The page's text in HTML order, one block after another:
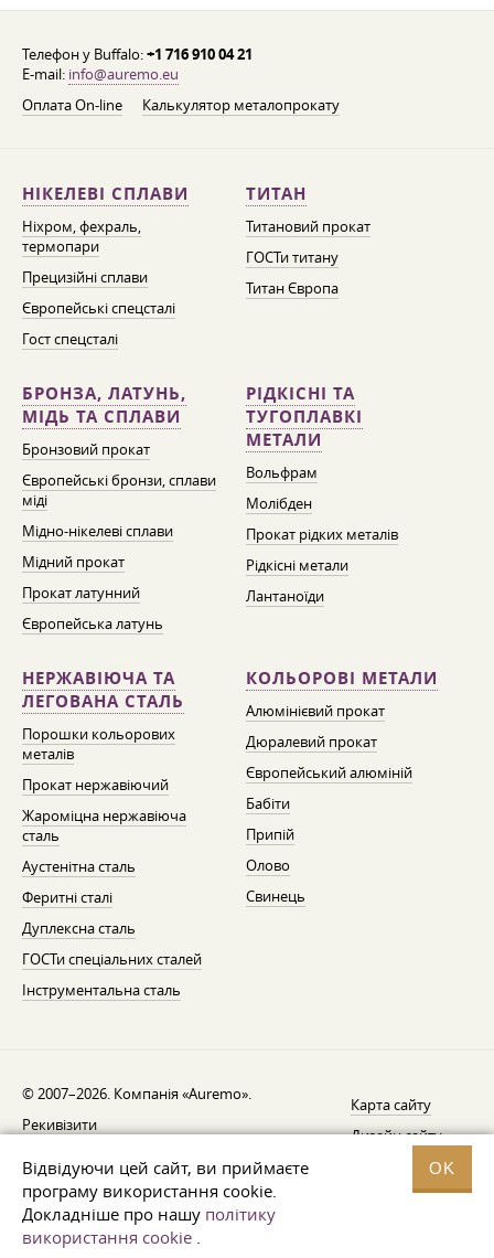
Відвідуючи цей сайт, ви приймаєте
програму використання cookie.
Докладніше про нашу політику
використання cookie .
OK
Телефон у Buffalo:+1 716 910 04 21
E-mail: info@auremo.eu
Оплата On-line
Калькулятор металопрокату
НІКЕЛЕВІ СПЛАВИ
Ніхром, фехраль,
термопари
Прецизійні сплави
Європейські спецсталі
Гост спецсталі
ТИТАН
Титановий прокат
ГОСТи титану
Титан Європа
БРОНЗА, ЛАТУНЬ,
МІДЬ ТА СПЛАВИ
Бронзовий прокат
Європейські бронзи, сплави
міді
Мідно-нікелеві сплави
Мідний прокат
Прокат латунний
Європейська латунь
РІДКІСНІ ТА
ТУГОПЛАВКІ
МЕТАЛИ
Вольфрам
Молібден
Прокат рідких металів
Рідкісні метали
Лантаноїди
НЕРЖАВІЮЧА ТА
ЛЕГОВАНА СТАЛЬ
Порошки кольорових
металів
Прокат нержавіючий
Жароміцна нержавіюча
сталь
Аустенітна сталь
Феритні сталі
Дуплексна сталь
ГОСТи спеціальних сталей
Інструментальна сталь
КОЛЬОРОВІ МЕТАЛИ
Алюмінієвий прокат
Дюралевий прокат
Європейський алюміній
Бабіти
Припій
Олово
Свинець
© 2007–2026. Компанія «Auremo».
Рекивізити
Повідомлення про відкликання
Захист даних
Карта сайту
Дизайн сайту —